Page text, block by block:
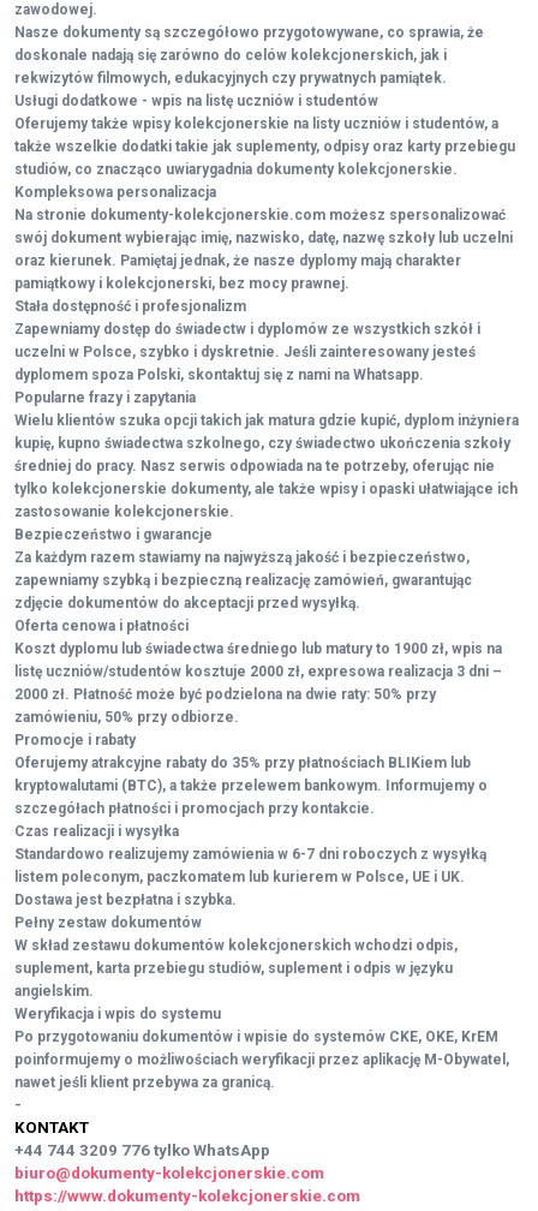
zawodowej.
Nasze dokumenty są szczegółowo przygotowywane, co sprawia, że
doskonale nadają się zarówno do celów kolekcjonerskich, jak i
rekwizytów filmowych, edukacyjnych czy prywatnych pamiątek.
Usługi dodatkowe - wpis na listę uczniów i studentów
Oferujemy także wpisy kolekcjonerskie na listy uczniów i studentów, a
także wszelkie dodatki takie jak suplementy, odpisy oraz karty przebiegu
studiów, co znacząco uwiarygadnia dokumenty kolekcjonerskie.
Kompleksowa personalizacja
Na stronie dokumenty-kolekcjonerskie.com możesz spersonalizować
swój dokument wybierając imię, nazwisko, datę, nazwę szkoły lub uczelni
oraz kierunek. Pamiętaj jednak, że nasze dyplomy mają charakter
pamiątkowy i kolekcjonerski, bez mocy prawnej.
Stała dostępność i profesjonalizm
Zapewniamy dostęp do świadectw i dyplomów ze wszystkich szkół i
uczelni w Polsce, szybko i dyskretnie. Jeśli zainteresowany jesteś
dyplomem spoza Polski, skontaktuj się z nami na Whatsapp.
Popularne frazy i zapytania
Wielu klientów szuka opcji takich jak matura gdzie kupić, dyplom inżyniera
kupię, kupno świadectwa szkolnego, czy świadectwo ukończenia szkoły
średniej do pracy. Nasz serwis odpowiada na te potrzeby, oferując nie
tylko kolekcjonerskie dokumenty, ale także wpisy i opaski ułatwiające ich
zastosowanie kolekcjonerskie.
Bezpieczeństwo i gwarancje
Za każdym razem stawiamy na najwyższą jakość i bezpieczeństwo,
zapewniamy szybką i bezpieczną realizację zamówień, gwarantując
zdjęcie dokumentów do akceptacji przed wysyłką.
Oferta cenowa i płatności
Koszt dyplomu lub świadectwa średniego lub matury to 1900 zł, wpis na
listę uczniów/studentów kosztuje 2000 zł, expresowa realizacja 3 dni –
2000 zł. Płatność może być podzielona na dwie raty: 50% przy
zamówieniu, 50% przy odbiorze.
Promocje i rabaty
Oferujemy atrakcyjne rabaty do 35% przy płatnościach BLIKiem lub
kryptowalutami (BTC), a także przelewem bankowym. Informujemy o
szczegółach płatności i promocjach przy kontakcie.
Czas realizacji i wysyłka
Standardowo realizujemy zamówienia w 6-7 dni roboczych z wysyłką
listem poleconym, paczkomatem lub kurierem w Polsce, UE i UK.
Dostawa jest bezpłatna i szybka.
Pełny zestaw dokumentów
W skład zestawu dokumentów kolekcjonerskich wchodzi odpis,
suplement, karta przebiegu studiów, suplement i odpis w języku
angielskim.
Weryfikacja i wpis do systemu
Po przygotowaniu dokumentów i wpisie do systemów CKE, OKE, KrEM
poinformujemy o możliwościach weryfikacji przez aplikację M-Obywatel,
nawet jeśli klient przebywa za granicą.
-
KONTAKT
+44 744 3209 776 tylko WhatsApp
biuro@dokumenty-kolekcjonerskie.com
https://www.dokumenty-kolekcjonerskie.com